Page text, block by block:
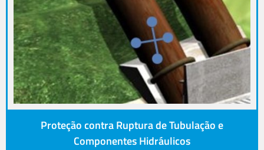
Proteção contra Ruptura de Tubulação e
Componentes Hidráulicos